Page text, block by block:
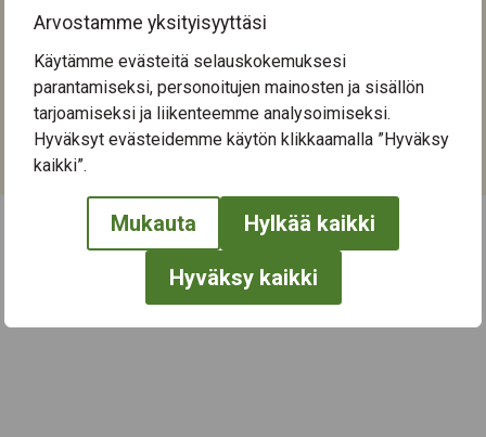
Arvostamme yksityisyyttäsi
Käytämme evästeitä selauskokemuksesi
parantamiseksi, personoitujen mainosten ja sisällön
tarjoamiseksi ja liikenteemme analysoimiseksi.
Hyväksyt evästeidemme käytön klikkaamalla ”Hyväksy
kaikki”.
Mukauta Hylkää kaikki
Hyväksy kaikki
Tapahtumapaikka:
Keinupuistokeskus
Orivedenkatu 28
33720 Tampere
Kategoriat:
Ohjaus ja neuvonta
← Näytä kaikki tapahtumat